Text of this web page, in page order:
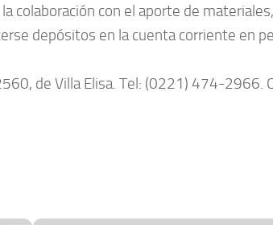
colaboración con el aporte de
depósitos en la cuenta corriente en
de Villa Elisa. Tel: (0221) 474-2966.